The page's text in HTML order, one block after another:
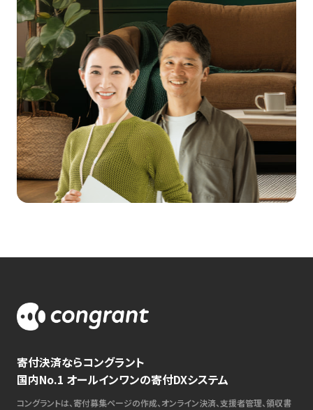
寄付決済ならコングラント
国内No.1 オールインワンの寄付DXシステム
コングラントは、寄付募集ページの作成、オンライン決済、支援者管理、領収書